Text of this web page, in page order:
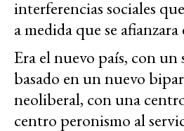
interferencias sociales
a medida que se
Era el nuevo país, con
basado en un nuevo
neoliberal, con una
centro peronismo al